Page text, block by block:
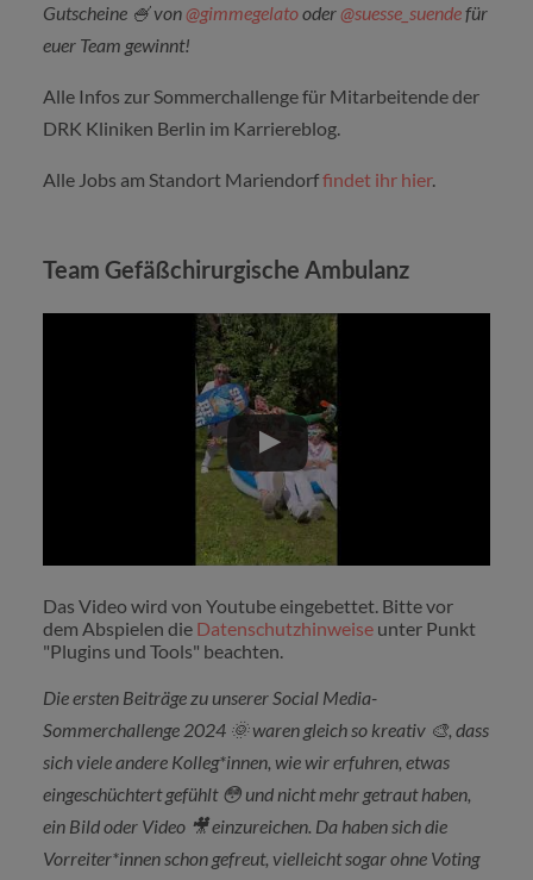
Gutscheine 🍧von@gimmegelatooder@suesse_suendefür
euer Team gewinnt!
Alle Infos zur Sommerchallenge für Mitarbeitende der
DRK Kliniken Berlin im Karriereblog.
Alle Jobs am Standort Mariendorffindet ihr hier.
Team Gefäßchirurgische Ambulanz
Das Video wird von Youtube eingebettet. Bitte vor
dem Abspielen die Datenschutzhinweiseunter Punkt
"Plugins und Tools" beachten.
Die ersten Beiträge zu unserer Social Media-
Sommerchallenge 2024 🌞waren gleich so kreativ 🎨, dass
sich viele andere Kolleg*innen, wie wir erfuhren, etwas
eingeschüchtert gefühlt 😳und nicht mehr getraut haben,
ein Bild oder Video 🎥einzureichen. Da haben sich die
Vorreiter*innen schon gefreut, vielleicht sogar ohne Voting